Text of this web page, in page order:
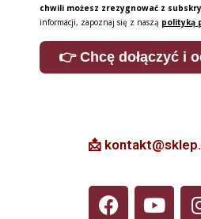
chwili możesz zrezygnować z
informacji, zapoznaj się z naszą polityką
👉 Chcę dołączyć i
📩